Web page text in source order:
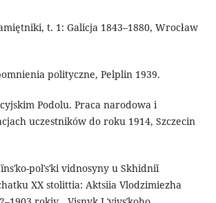
t. 1: Galicja 1843–1880, Wrocław
polityczne, Pelplin 1939.
Podolu. Praca narodowa i
uczestników do roku 1914, Szczecin
polʹsʹki vidnosyny u Skhidniĭ
XX stolittia: Aktsiia Vlodzimiezha